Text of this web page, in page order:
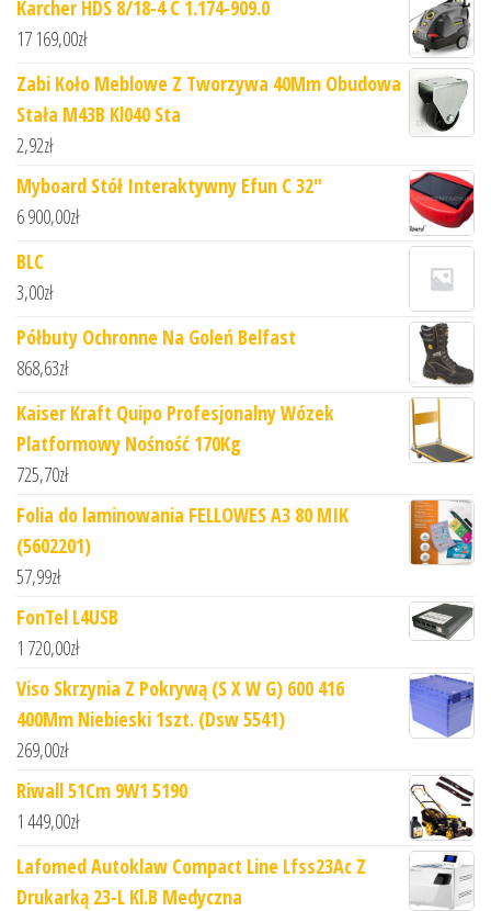
Karcher HDS 8/18-4 C 1.174-909.0
17 169,00zł
Zabi Koło Meblowe Z Tworzywa 40Mm Obudowa
Stała M43B Kl040 Sta
2,92zł
Myboard Stół Interaktywny Efun C 32"
6 900,00zł
BLC
3,00zł
Półbuty Ochronne Na Goleń Belfast
868,63zł
Kaiser Kraft Quipo Profesjonalny Wózek
Platformowy Nośność 170Kg
725,70zł
Folia do laminowania FELLOWES A3 80 MIK
(5602201)
57,99zł
FonTel L4USB
1 720,00zł
Viso Skrzynia Z Pokrywą (S X W G) 600 416
400Mm Niebieski 1szt. (Dsw 5541)
269,00zł
Riwall 51Cm 9W1 5190
1 449,00zł
Lafomed Autoklaw Compact Line Lfss23Ac Z
Drukarką 23-L Kl.B Medyczna